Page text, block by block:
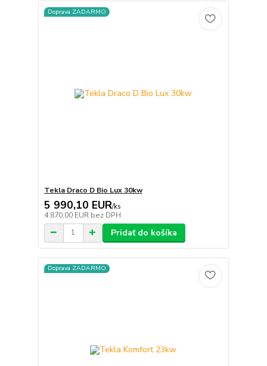
Doprava ZADARMO
Tekla Draco D Bio Lux 30kw
5 990,10 EUR/ks
4 870,00 EUR bez DPH
Pridať do košíka
Doprava ZADARMO